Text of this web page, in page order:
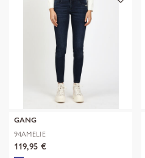
GANG
94AMELIE
119,95 €